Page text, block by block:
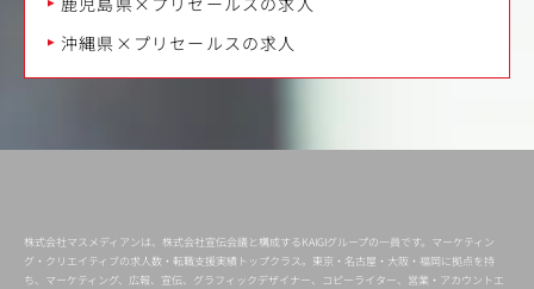
沖縄県×プリセールスの求人
株式会社マスメディアンは、株式会社宣伝会議と構成するKAIGIグループの一員です。マーケティン
グ・クリエイティブの求人数・転職支援実績トップクラス。東京・名古屋・大阪・福岡に拠点を持
ち、マーケティング、広報、宣伝、グラフィックデザイナー、コピーライター、営業・アカウントエ